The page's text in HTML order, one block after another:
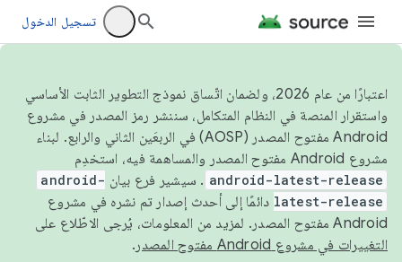
تسجيل الدخول
اعتبارًا من عام 2026، ولضمان اتّساق نموذج التطوير الثابت الأساسي
واستقرار المنصة في النظام المتكامل، سننشر رمز المصدر في مشروع
Android مفتوح المصدر (AOSP) في الربعَين الثاني والرابع. لبناء
مشروع Android مفتوح المصدر والمساهمة فيه، استخدِم
android-latest-release . سيشير فرع بيان android-
latest-release دائمًا إلى أحدث إصدار تم نشره في مشروع
Android مفتوح المصدر. لمزيد من المعلومات، يُرجى الاطّلاع على
التغييرات في مشروع Android مفتوح المصدر
.